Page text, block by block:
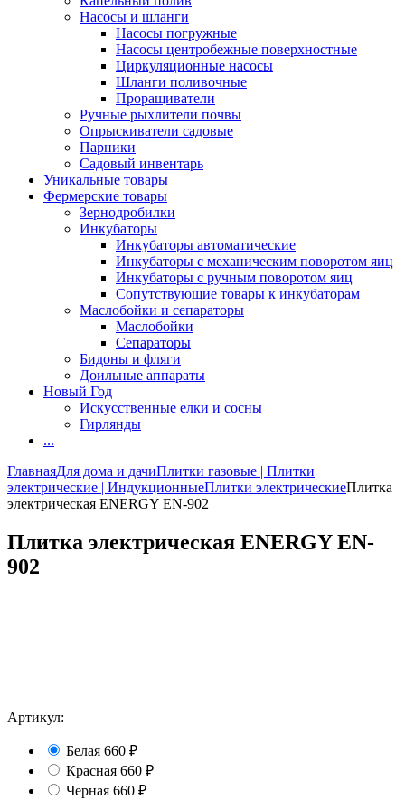
Насосы и шланги
Насосы погружные
Насосы центробежные поверхностные
Циркуляционные насосы
Шланги поливочные
Проращиватели
Ручные рыхлители почвы
Опрыскиватели садовые
Парники
Садовый инвентарь
Уникальные товары
Фермерские товары
Зернодробилки
Инкубаторы
Инкубаторы автоматические
Инкубаторы с механическим поворотом яиц
Инкубаторы с ручным поворотом яиц
Сопутствующие товары к инкубаторам
Маслобойки и сепараторы
Маслобойки
Сепараторы
Бидоны и фляги
Доильные аппараты
Новый Год
Искусственные елки и сосны
Гирлянды
...
ГлавнаяДля дома и дачиПлитки газовые | Плитки
электрические | ИндукционныеПлитки электрическиеПлитка
электрическая ENERGY EN-902
Плитка электрическая ENERGY EN-
902
Артикул:
Белая 660 ₽
Красная 660 ₽
Черная 660 ₽